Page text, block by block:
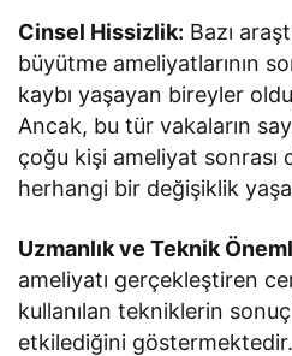
Cinsel Hissizlik: Bazı
büyütme ameliyatlarının
kaybı yaşayan bireyler
Ancak, bu tür vakaların
çoğu kişi ameliyat sonrası
herhangi bir değişiklik
Uzmanlık ve Teknik
ameliyatı gerçekleştiren
kullanılan tekniklerin
etkilediğini